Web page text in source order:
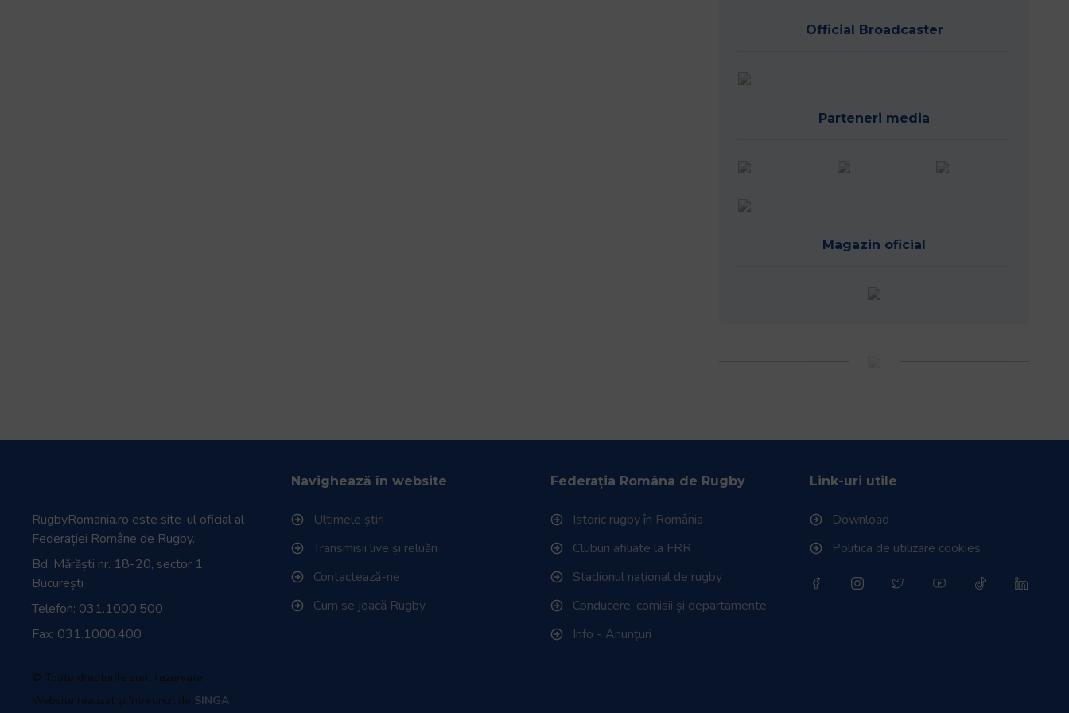
Official Broadcaster
Parteneri media
Magazin oficial
RugbyRomania.ro este site-ul oficial al
Federației Române de Rugby.
Bd. Mărăști nr. 18-20, sector 1,
București
Telefon: 031.1000.500
Fax: 031.1000.400
© Toate drepturile sunt rezervate.
Website realizat și întreținut de SINGA
Navighează în website
Ultimele știri
Transmisii live și reluări
Contactează-ne
Cum se joacă Rugby
Federația Româna de Rugby
Istoric rugby în România
Cluburi afiliate la FRR
Stadionul național de rugby
Conducere, comisii și departamente
Info - Anunțuri
Link-uri utile
Download
Politica de utilizare cookies